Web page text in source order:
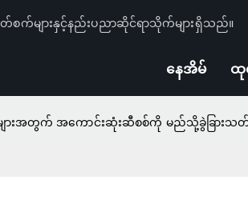
စက်များနှင့်နည်းပညာဆိုင်ရာသိုက်များရှိသည်။
နေအိမ် ထု
များအတွက် အကောင်းဆုံးဆီစစ်ကို မည်သို့ခွဲခြား